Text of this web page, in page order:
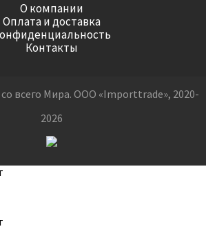
О компании
Оплата и доставка
Контакты
всего Мира. ООО «Importtrade», 2020-
2026